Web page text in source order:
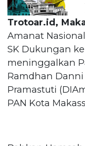
Trotoar.id,
Amanat
SK Dukungan
meninggalkan
Ramdhan
Pramastuti
PAN Kota